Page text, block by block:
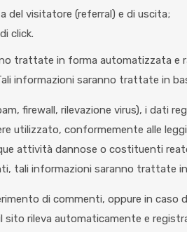
del visitatore (referral) e di uscita;
click.
trattate in forma automatizzata e
informazioni saranno trattate in
firewall, rilevazione virus), i dati
utilizzato, conformemente alle
attività dannose o costituenti
tali informazioni saranno trattate
di commenti, oppure in caso
rileva automaticamente e